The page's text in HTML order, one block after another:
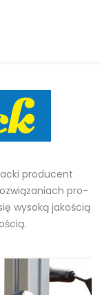
producent
pro-
wysoką jakością